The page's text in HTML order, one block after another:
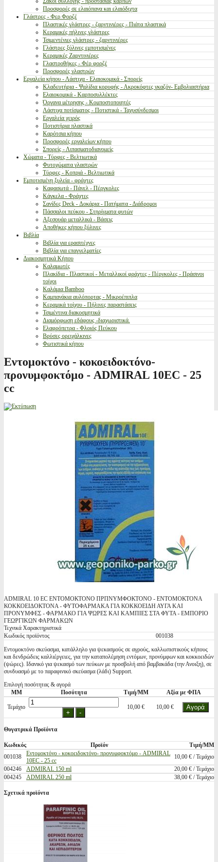
Προσφορές σε ελαιόπανα και ελαιόδιχτα
Γλάστρες - Φερ Φορζέ
Πλαστικές γλάστρες - ζαρντινιέρες - Πιάτα πλαστικά
Κεραμικές πήλινες γλάστρες
Τσιμεντένιες γλάστρες - ζαρντινιέρες
Γλάστρες ξύλινες εμποτισμένες
Κεραμικές Ζαρντινιέρες
Γλαστροθήκες - Φέρ φορζέ
Προσφορές γλαστρών
Εργαλεία κήπου - Λάστιχα - Ελαιοκομικά - Σπορείς
Κλαδευτήρια - Ψαλίδια κορυφής - Ακροκόφτες γκαζόν- Εμβολιαστήρια
Ελαιοκομικά - Καρποσυλλέκτες
Όργανα μέτρησης - Κομποστοποιητές
Λάστιχα ποτίσματος - Ποτιστικά - Ταχυσύνδεσμοι
Εργαλεία χειρός
Ποτιστήρια πλαστικά
Καρότσια κήπου
Προσφορές εργαλείων κήπου
Σπορείς - Λιπασματοδιανομείς
Χώματα - Τύρφες - Βελτιωτικά
Φυτοχώματα γλαστρών
Τύρφες - Κοπριά - Βελτιωτικά
Εμποτισμένη ξυλεία - φράχτες
Καφασωτά - Πάνελ - Πέργκολες
Κάγκελα - Φράχτες
Σανίδες Deck - Δοκάρια - Πατήματα - Διάδρομοι
Πάσσαλοι πεύκου - Στηρίγματα φυτών
Αξεσουάρ μεταλλικά - Βάσεις
Αποθήκες κήπου ξύλινες
Βιβλία
Βιβλία για ερασιτέχνες
Βιβλία για επαγγελματίες
Διακοσμητικά Κήπου
Καλαμωτές
Πλακίδια - Πλαστικοί - Μεταλλικοί φράχτες - Πέργκολες - Πράσινοι
τοίχοι
Καλάμια Bamboo
Καμπανάκια αυλόπορτας - Μικροέπιπλα
Κεραμικά τοίχου - Πήλινες παραστάσεις
Τσιμέντινα διακοσμητικά
Διαμόρφωση εδάφους -διαχωριστικά.
Ελαφρόπετρα - Φλοιός Πεύκου
Βρύσες ορειχάλκινες
Φωτιστικά κήπου
Εντομοκτόνο - κοκοειδοκτόνο-
προνυμφοκτόμο - ADMIRAL 10EC - 25
cc
ADMIRAL 10 EC ΕΝΤΟΜΟΚΤΟΝΟ ΠΡΠΝΥΜΦΟΚΤΟΝΟ - ΕΝΤΟΜΟΚΤΟΝΑ
ΚΟΚΚΟΕΙΔΟΚΤΟΝΑ - ΦΥΤΟΦΑΡΜΑΚΑ ΓΙΑ ΚΟΚΚΟΕΙΔΗ ΑΥΓΑ ΚΑΙ
ΠΡΟΝΥΜΦΕΣ - ΦΑΡΜΑΚΟ ΓΙΑ ΨΩΡΕΣ ΚΑΙ ΚΑΜΠΙΕΣ ΣΤΑ ΦΥΤΑ - ΕΜΠΟΡΙΟ
ΓΕΩΡΓΙΚΩΝ ΦΑΡΜΑΚΩΝ
Τεχνικά Χαρακτηριστικά
Κωδικός προϊόντος
001038
Εντομοκτόνο σκεύασμα, κατάλληλο για ψεκασμούς σε αγρούς, καλλωπιστικούς κήπους
και δενδρώδεις καλλιέργειες, για την καταπολέμηση εντόμων, προνύμφων και κοκκοειδών
(ψώρες). Ιδανικό για ψεκασμό των πεύκων με προσβολή από βαμβακάδα (την Ανοιξη), σε
συνδυασμό με το παραφινικό σκεύασμα (λάδι) Support.
Επιλογή ποσότητας & αγορά
ΜΜ
Ποσότητα Τιμή/ΜΜ Αξία με ΦΠΑ
Τεμάχιο 10,00 € 10,00 €
Θυγατρικά Προϊόντα
Κωδικός Προϊόν
Τιμή/ΜΜ
001038
Εντομοκτόνο - κοκοειδοκτόνο- προνυμφοκτόμο - ADMIRAL
10EC - 25 cc
10,00 € / Τεμάχιο
004246
ADMIRAL 150 ml
20,00 € / Τεμάχιο
004245
ADMIRAL 250 ml 38,00 € / Τεμάχιο
Σχετικά προϊόντα